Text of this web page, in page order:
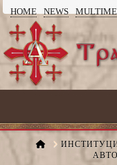
HOME NEWS
HOME